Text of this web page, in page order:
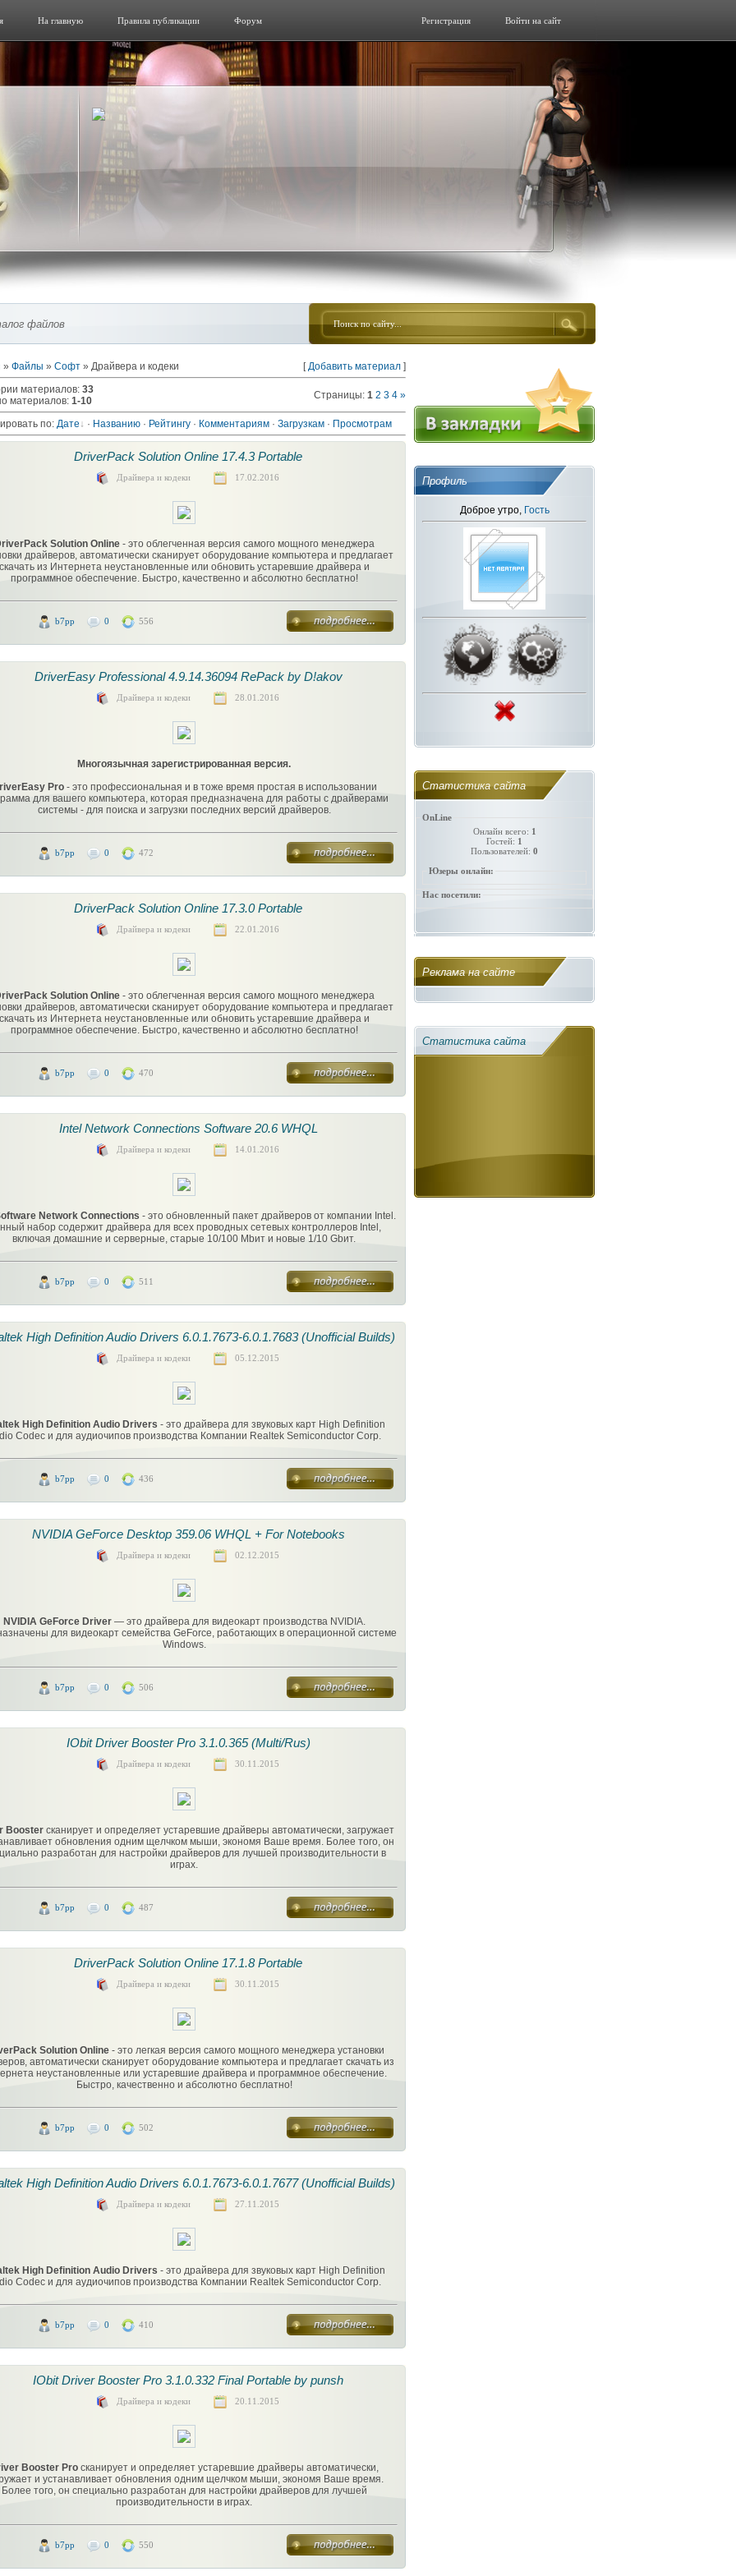
На главную Правила публикации Форум Войти на сайт
Регистрация
файлов
» Файлы » Софт » Драйвера и кодеки [Добавить материал ]
материалов: 33
материалов: 1-10 Страницы: 1 2 3 4 »
по: Дате · Названию · Рейтингу · Комментариям · Загрузкам · Просмотрам
DriverPack Solution Online 17.4.3 Portable
Драйвера и кодеки 17.02.2016
Solution Online- это облегченная версия самого мощного менеджера
драйверов, автоматически сканирует оборудование компьютера и предлагает
скачать из Интернета неустановленные или обновить устаревшие драйвера и
программное обеспечение. Быстро, качественно и абсолютно бесплатно!
b7pp 0 556
DriverEasy Professional 4.9.14.36094 RePack by D!akov
Драйвера и кодеки 28.01.2016
Многоязычная зарегистрированная версия.
Pro- это профессиональная и в тоже время простая в использовании
для вашего компьютера, которая предназначена для работы с драйверами
системы - для поиска и загрузки последних версий драйверов.
b7pp 0 472
DriverPack Solution Online 17.3.0 Portable
Драйвера и кодеки 22.01.2016
Solution Online- это облегченная версия самого мощного менеджера
драйверов, автоматически сканирует оборудование компьютера и предлагает
скачать из Интернета неустановленные или обновить устаревшие драйвера и
программное обеспечение. Быстро, качественно и абсолютно бесплатно!
b7pp 0 470
Intel Network Connections Software 20.6 WHQL
Драйвера и кодеки 14.01.2016
Network Connections - это обновленный пакет драйверов от компании Intel.
набор содержит драйвера для всех проводных сетевых контроллеров Intel,
включая домашние и серверные, старые 10/100 Mbит и новые 1/10 Gbит.
b7pp 0 511
High Definition Audio Drivers 6.0.1.7673-6.0.1.7683 (Unofficial Builds)
Драйвера и кодеки 05.12.2015
High Definition Audio Drivers - это драйвера для звуковых карт High Definition
Codec и для аудиочипов производства Компании Realtek Semiconductor Corp.
b7pp 0 436
NVIDIA GeForce Desktop 359.06 WHQL + For Notebooks
Драйвера и кодеки 02.12.2015
NVIDIA GeForce Driver— это драйвера для видеокарт производства NVIDIA.
для видеокарт семейства GeForce, работающих в операционной системе
Windows.
b7pp 0 506
IObit Driver Booster Pro 3.1.0.365 (Multi/Rus)
Драйвера и кодеки 30.11.2015
Booster сканирует и определяет устаревшие драйверы автоматически, загружает
обновления одним щелчком мыши, экономя Ваше время. Более того, он
разработан для настройки драйверов для лучшей производительности в
играх.
b7pp 0 487
DriverPack Solution Online 17.1.8 Portable
Драйвера и кодеки 30.11.2015
Solution Online - это легкая версия самого мощного менеджера установки
автоматически сканирует оборудование компьютера и предлагает скачать из
неустановленные или устаревшие драйвера и программное обеспечение.
Быстро, качественно и абсолютно бесплатно!
b7pp 0 502
High Definition Audio Drivers 6.0.1.7673-6.0.1.7677 (Unofficial Builds)
Драйвера и кодеки 27.11.2015
High Definition Audio Drivers - это драйвера для звуковых карт High Definition
Codec и для аудиочипов производства Компании Realtek Semiconductor Corp.
b7pp 0 410
IObit Driver Booster Pro 3.1.0.332 Final Portable by punsh
Драйвера и кодеки 20.11.2015
Booster Pro сканирует и определяет устаревшие драйверы автоматически,
и устанавливает обновления одним щелчком мыши, экономя Ваше время.
Более того, он специально разработан для настройки драйверов для лучшей
производительности в играх.
b7pp 0 550
Профиль
Доброе утро, Гость
Статистика сайта
OnLine
Онлайн всего: 1
Гостей: 1
Пользователей: 0
Юзеры онлайн:
Нас посетили:
Реклама на сайте
Статистика сайта